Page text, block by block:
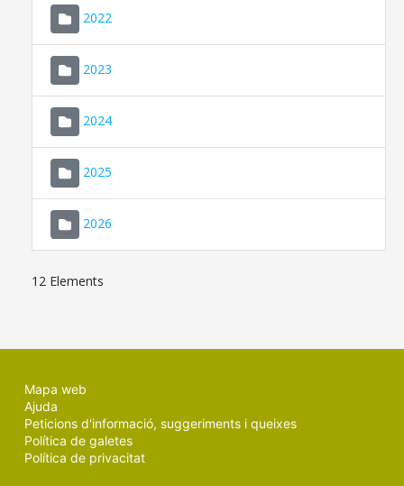
2022
2023
2024
2025
2026
12 Elements
Mapa web
Ajuda
Peticions d'informació, suggeriments i queixes
Política de galetes
Política de privacitat